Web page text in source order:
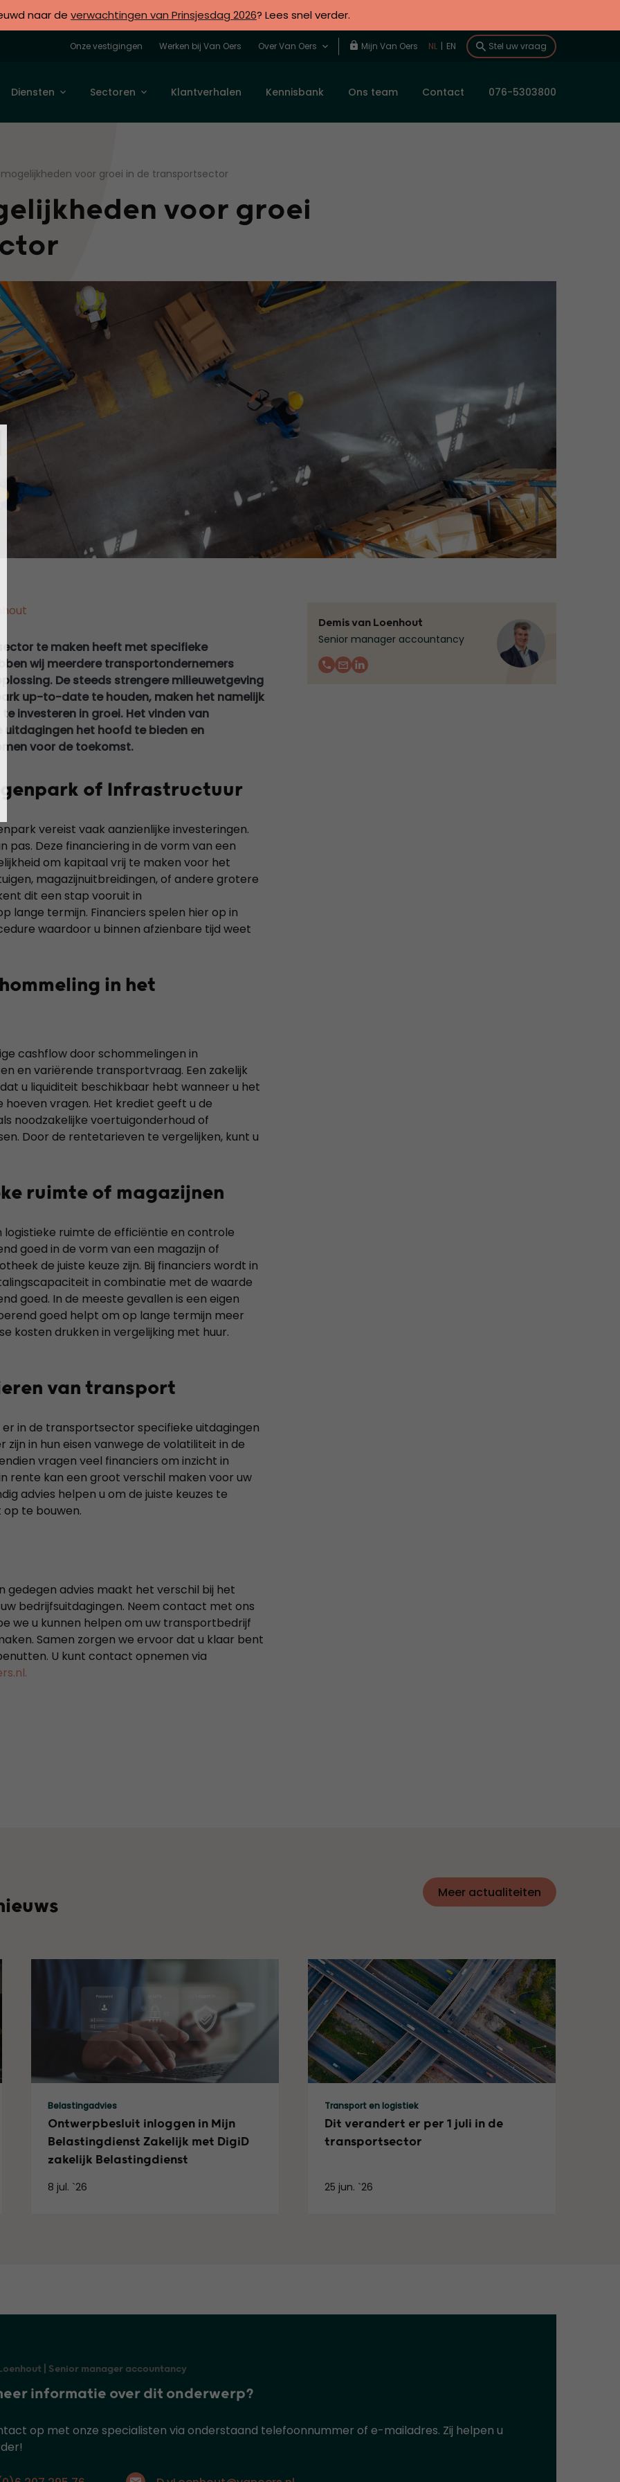
naar de verwachtingen van Prinsjesdag 2026? Lees snel verder.
Onze vestigingen Werken bij Van Oers Over Van Oers Mijn Van Oers NL | EN Stel uw vraag
Diensten Sectoren Klantverhalen Kennisbank Ons team Contact 076-5303800
voor groei in de transportsector
voor groei
te maken heeft met specifieke
wij meerdere transportondernemers
De steeds strengere milieuwetgeving
up-to-date te houden, maken het namelijk
investeren in groei. Het vinden van
uitdagingen het hoofd te bieden en
voor de toekomst.
of Infrastructuur
vereist vaak aanzienlijke investeringen.
pas. Deze financiering in de vorm van een
om kapitaal vrij te maken voor het
magazijnuitbreidingen, of andere grotere
dit een stap vooruit in
lange termijn. Financiers spelen hier op in
waardoor u binnen afzienbare tijd weet
in het
cashflow door schommelingen in
en variërende transportvraag. Een zakelijk
u liquiditeit beschikbaar hebt wanneer u het
vragen. Het krediet geeft u de
noodzakelijke voertuigonderhoud of
Door de rentetarieven te vergelijken, kunt u
ruimte of magazijnen
ruimte de efficiëntie en controle
goed in de vorm van een magazijn of
de juiste keuze zijn. Bij financiers wordt in
in combinatie met de waarde
goed. In de meeste gevallen is een eigen
goed helpt om op lange termijn meer
kosten drukken in vergelijking met huur.
van transport
in de transportsector specifieke uitdagingen
in hun eisen vanwege de volatiliteit in de
vragen veel financiers om inzicht in
rente kan een groot verschil maken voor uw
advies helpen u om de juiste keuzes te
te bouwen.
advies maakt het verschil bij het
bedrijfsuitdagingen. Neem contact met ons
we u kunnen helpen om uw transportbedrijf
Samen zorgen we ervoor dat u klaar bent
U kunt contact opnemen via
Demis van Loenhout
Senior manager accountancy
Meer actualiteiten
Belastingadvies
Ontwerpbesluit inloggen in Mijn
Belastingdienst Zakelijk met DigiD
zakelijk Belastingdienst
8 jul. `26
Transport en logistiek
Dit verandert er per 1 juli in de
transportsector
25 jun. `26
| Senior manager accountancy
informatie over dit onderwerp?
op met onze specialisten via onderstaand telefoonnummer of e-mailadres. Zij helpen u